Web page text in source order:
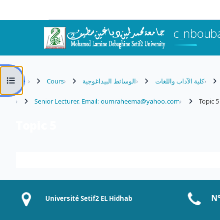
Ouvrir l’index du cours
Cours الوسائط البيداغوجية كلية الآداب واللغات
Senior Lecturer. Email: oumraheema@yahoo.com Topic 5
Université Setif2 EL Hidhab